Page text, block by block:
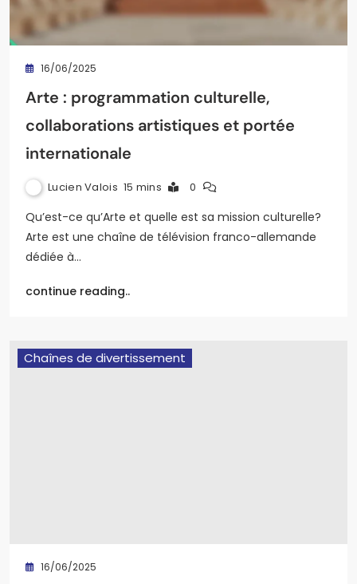
16/06/2025
Arte : programmation culturelle,
collaborations artistiques et portée
internationale
Lucien Valois 15 mins 0
Qu’est-ce qu’Arte et quelle est sa mission culturelle?
Arte est une chaîne de télévision franco-allemande
dédiée à…
continue reading..
Chaînes de divertissement
16/06/2025